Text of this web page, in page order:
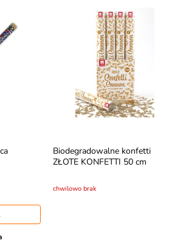
Biodegradowalne konfetti
ZŁOTE KONFETTI 50 cm
chwilowo brak